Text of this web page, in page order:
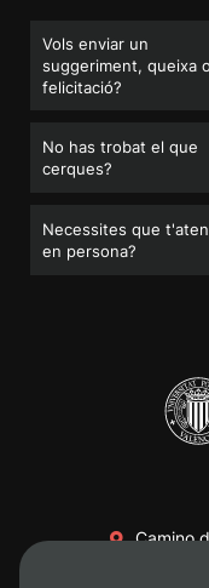
Vols enviar un
suggeriment, queixa o
felicitació?
No has trobat el que
cerques?
Necessites que
en persona?
Camino